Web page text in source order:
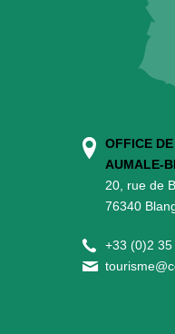
OFFICE
AUMALE-
20, rue de
76340
+33 (0)2